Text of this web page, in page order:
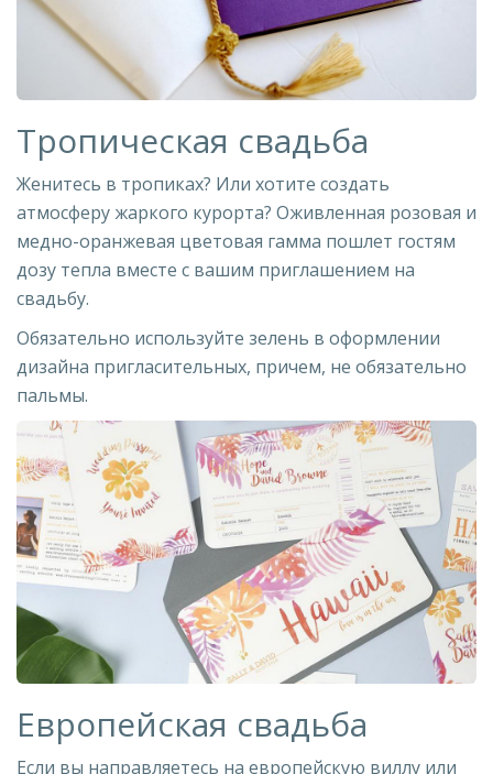
Тропическая свадьба
Женитесь в тропиках? Или хотите создать
атмосферу жаркого курорта? Оживленная розовая и
медно-оранжевая цветовая гамма пошлет гостям
дозу тепла вместе с вашим приглашением на
свадьбу.
Обязательно используйте зелень в оформлении
дизайна пригласительных, причем, не обязательно
пальмы.
Европейская свадьба
Если вы направляетесь на европейскую виллу или